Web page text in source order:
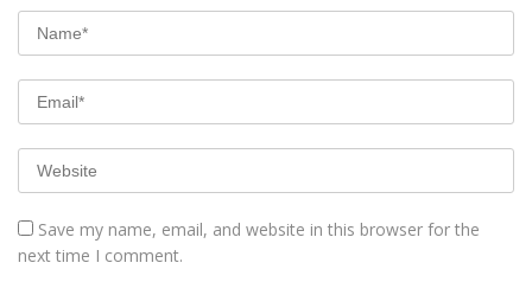
Save my name, email, and website in this browser for the
next time I comment.